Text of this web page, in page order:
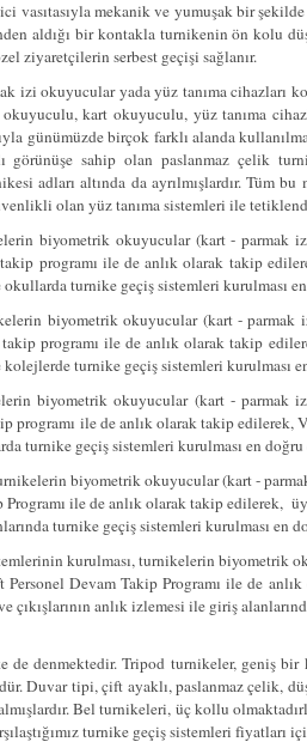
mekanik ve yumuşak bir
aldığı bir kontakla turnikenin ön kolu
ziyaretçilerin serbest geçişi sağlanır.
izi okuyucular yada yüz tanıma cihazları
kart okuyuculu, yüz tanıma
günümüzde birçok farklı alanda
görünüşe sahip olan paslanmaz çelik
adları altında da ayrılmışlardır. Tüm
olan yüz tanıma sistemleri ile
biyometrik okuyucular (kart - parmak
programı ile de anlık olarak takip
turnike geçiş sistemleri kurulması
biyometrik okuyucular (kart -
programı ile de anlık olarak takip
turnike geçiş sistemleri kurulması
biyometrik okuyucular (kart -
programı ile de anlık olarak takip
turnike geçiş sistemleri kurulması en
biyometrik okuyucular (kart -
ile de anlık olarak takip edilerek,
turnike geçiş sistemleri kurulması en
kurulması, turnikelerin biyometrik
PersonelDevam Takip Programı ile de
anlık izlemesi ile giriş
denmektedir. Tripod turnikeler, geniş bir
Duvar tipi, çift ayaklı, paslanmaz çelik,
Bel turnikeleri, üç kollu
turnike geçiş sistemleri